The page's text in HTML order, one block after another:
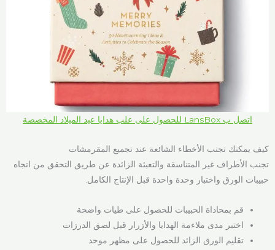
اتصل ب LansBox للحصول على علب هدايا عيد الميلاد المخصصة
كيف يمكنك تجنب الأخطاء الشائعة عند تجميع المقرمشات
تجنب الأطراف غير المتناسقة والتعبئة الزائدة عن طريق التحقق من اتجاه
حبيبات الورق واختبار وحدة واحدة قبل الإنتاج الكامل.
قم بمحاذاة الحبيبات للحصول على طيات واضحة
اختبر مدى ملاءمة الهدايا والأزرار قبل لصق الدرزات
تقليم الورق الزائد للحصول على مظهر موحد